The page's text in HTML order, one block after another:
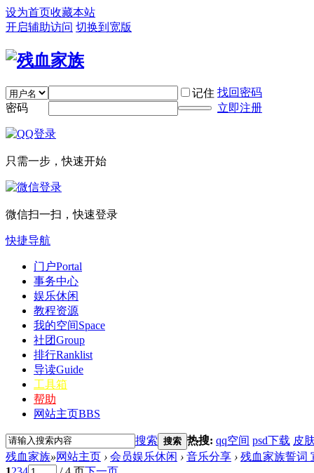
设为首页收藏本站
开启辅助访问 切换到宽版
记住 找回密码
密码
立即注册
只需一步，快速开始
微信扫一扫，快速登录
快捷导航
门户Portal
事务中心
娱乐休闲
教程资源
我的空间Space
社团Group
排行Ranklist
导读Guide
工具箱
帮助
网站主页BBS
搜索 搜索 热搜: qq空间 psd下载 皮
残血家族»网站主页 › 会员娱乐休闲 › 音乐分享 › 残血家族誓词